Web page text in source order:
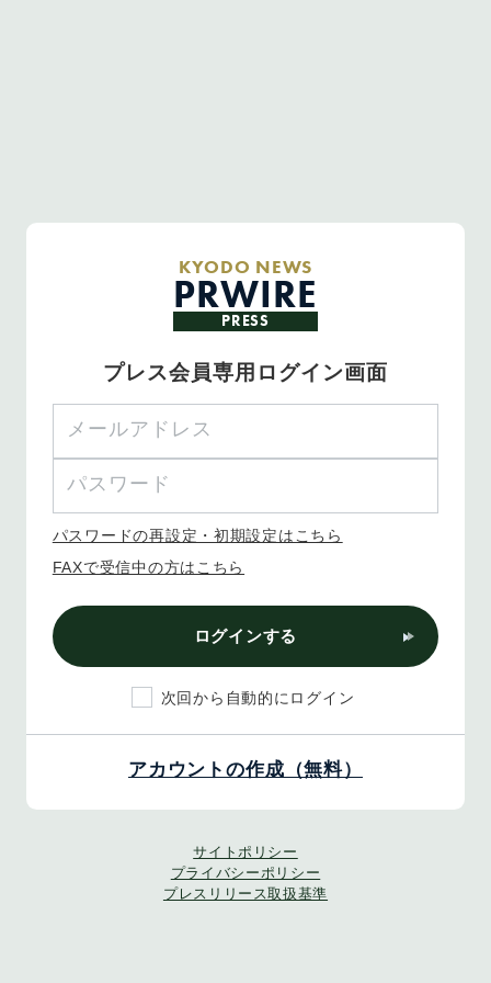
KYODO NEWS
PRWIRE
PRESS
プレス会員専用ログイン画面
パスワードの再設定・初期設定はこちら
FAXで受信中の方はこちら
ログインする
次回から自動的にログイン
アカウントの作成（無料）
サイトポリシー
プライバシーポリシー
プレスリリース取扱基準